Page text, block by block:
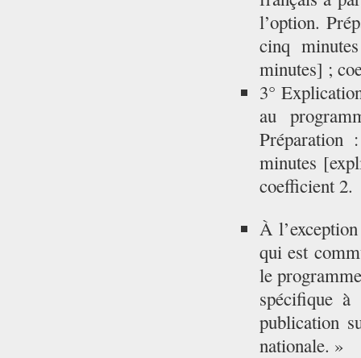
l’option.
cinq
minutes] ;
3°
au
Préparation
minutes
coefficient 2.
À
qui est
le
spécifique à
publication
nationale. »